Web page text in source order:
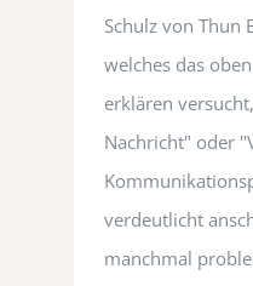
Schulz von Thun
welches das
erklären
Nachricht" oder
verdeutlicht
manchmal